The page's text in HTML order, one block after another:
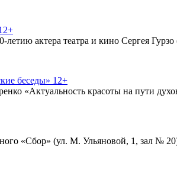
актера театра и кино Сергея
беседы» 12+
«Актуальность красоты на пути
«Сбор» (ул. М. Ульяновой, 1, зал №